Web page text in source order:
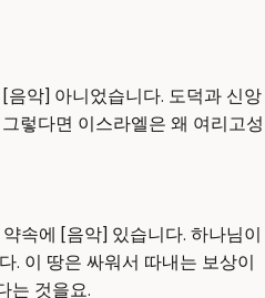
악] 아니었습니다. 도덕과 신앙
렇다면 이스라엘은 왜 여리고성
속에 [음악] 있습니다. 하나님이
. 이 땅은 싸워서 따내는 보상이
는 것을요.